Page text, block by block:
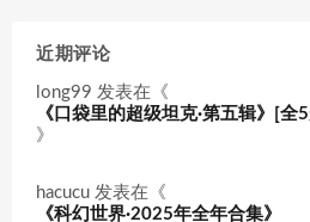
近期评论
long99 发表在《
《口袋里的超级坦克·第五辑》[全
》
hacucu 发表在《
《科幻世界·2025年全年合集》